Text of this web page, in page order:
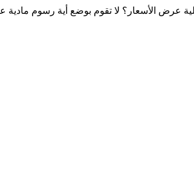
لعملية عرض الأسعار؟ لا تقوم بوضع أية رسوم